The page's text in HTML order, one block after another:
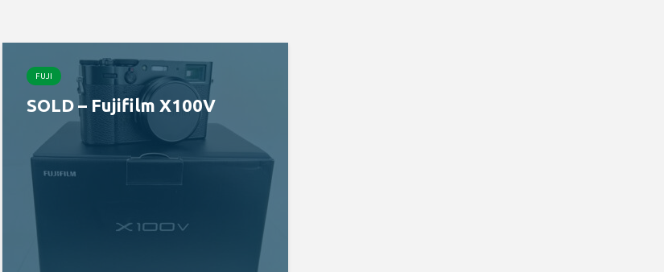
FUJI
SOLD – Fujifilm X100V